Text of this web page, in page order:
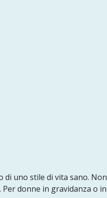
uno stile di vita sano. Non
donne in gravidanza o in